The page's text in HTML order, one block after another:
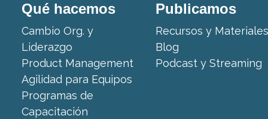
Qué hacemos
Cambio Org. y
Liderazgo
Product Management
Agilidad para Equipos
Programas de
Capacitación
Publicamos
Recursos y Materiales
Blog
Podcast y Streaming